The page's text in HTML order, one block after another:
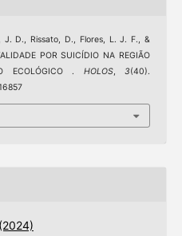
D., Rissato, D., Flores, L. J. F., &
POR SUICÍDIO NA REGIÃO
ECOLÓGICO . HOLOS,3(40).